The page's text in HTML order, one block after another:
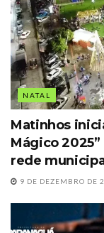
NATAL
Matinhos
Mágico
rede
9 DE DEZEMBRO DE